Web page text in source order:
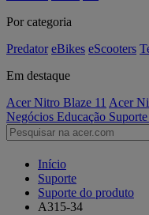
Por categoria
Predator eBikes eScooters
Em destaque
Acer Nitro Blaze 11 Acer
Negócios Educação Suporte
Início
Suporte
Suporte do produto
A315-34